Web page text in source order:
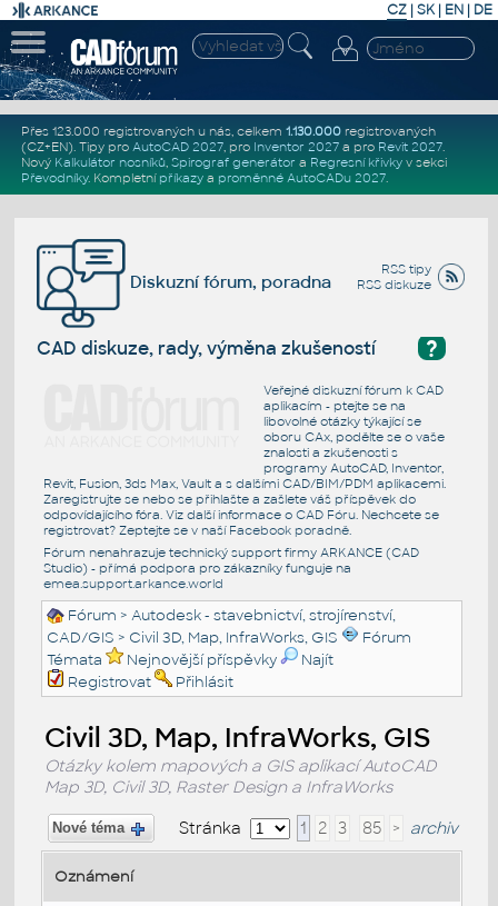
CZ | SK| EN | DE
Přes 123.000 registrovaných u nás, celkem 1.130.000registrovaných
(CZ+EN). Tipy pro AutoCAD 2027, pro Inventor 2027a pro Revit 2027.
Nový Kalkulátor nosníků, Spirograf generátor a Regresní křivkyv sekci
Převodníky. Kompletní příkazya proměnné AutoCADu 2027.
RSS tipy
RSS diskuze
Diskuzní fórum, poradna
?
CAD diskuze, rady, výměna zkušeností
Veřejné diskuzní fórum k CAD
aplikacím - ptejte se na
libovolné otázky týkající se
oboru CAx, podělte se o vaše
znalosti a zkušenosti s
programy AutoCAD, Inventor,
Revit, Fusion, 3ds Max, Vault a s dalšími CAD/BIM/PDM aplikacemi.
Zaregistrujte se nebo se přihlašte a zašlete váš příspěvek do
odpovídajícího fóra. Viz další informace o CAD Fóru. Nechcete se
registrovat? Zeptejte se v naší Facebook poradně.
Fórum nenahrazuje technický support firmy ARKANCE (CAD
Studio) - přímá podpora pro zákazníky funguje na
emea.support.arkance.world
Fórum >Autodesk - stavebnictví, strojírenství,
CAD/GIS > Civil 3D, Map, InfraWorks, GIS
Fórum
Témata
Nejnovější příspěvky
Najít
Registrovat
Přihlásit
Civil 3D, Map, InfraWorks, GIS
Otázky kolem mapových a GIS aplikací AutoCAD
Map 3D, Civil 3D, Raster Design a InfraWorks
Nové téma Stránka 1 2 3 85 > archiv
Oznámení